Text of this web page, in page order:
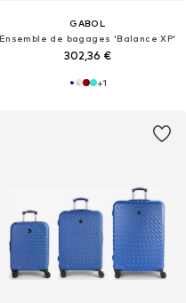
GABOL
Ensemble de bagages 'Balance XP'
302,36 €
+1